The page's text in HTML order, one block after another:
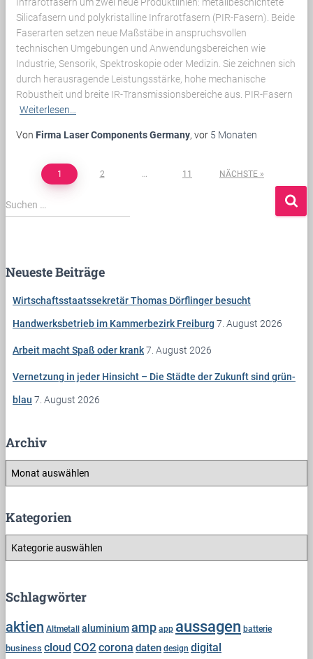
Infrarotfasern um zwei neue Produktlinien: metallbeschichtete
Silicafasern und polykristalline Infrarotfasern (PIR-Fasern). Beide
Faserarten setzen neue Maßstäbe in anspruchsvollen
technischen Umgebungen und Anwendungsbereichen wie
Industrie, Sensorik, Spektroskopie oder Medizin. Sie zeichnen sich
durch herausragende Leistungsstärke, hohe mechanische
Robustheit und breite IR-Transmissionsbereiche aus. PIR-Fasern
Weiterlesen…
Von Firma Laser Components Germany, vor 5 Monaten
Beitragsnavigation
1 2 … 11 NÄCHSTE
S
u
n
Suchen …
Neueste Beiträge
Wirtschaftsstaatssekretär Thomas Dörflinger besucht
Handwerksbetrieb im Kammerbezirk Freiburg 7. August 2026
Arbeit macht Spaß oder krank7. August 2026
Vernetzung in jeder Hinsicht – Die Städte der Zukunft sind grün-
blau 7. August 2026
Archiv
r
h
Kategorien
a
g
r
i
Schlagwörter
aktien Altmetall aluminiumamp app aussagen batterie
business cloud CO2 corona daten design digital